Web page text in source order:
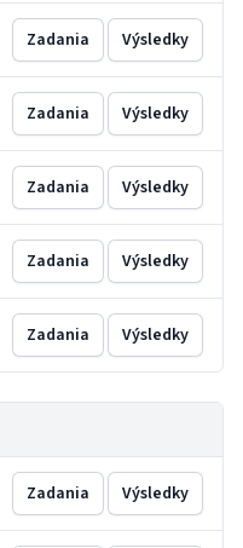
Zadania Výsledky
Zadania Výsledky
Zadania Výsledky
Zadania Výsledky
Zadania Výsledky
Zadania Výsledky